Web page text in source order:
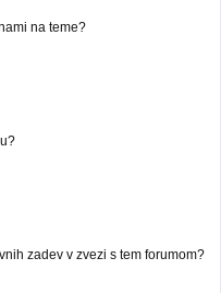
na teme?
zadev v zvezi s tem forumom?